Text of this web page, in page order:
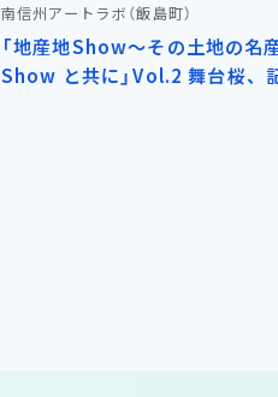
南信州アートラボ （飯島町）
「地産地Show～その土地の名
Show と共に」Vol.2 舞台桜、